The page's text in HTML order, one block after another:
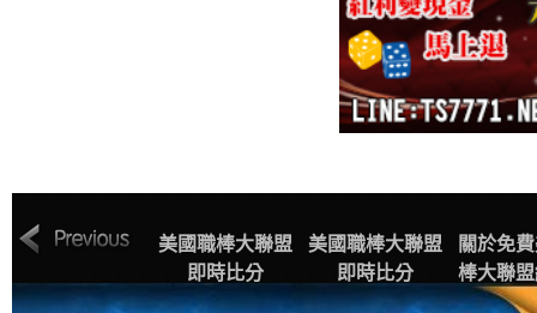
MLB美國職棒大
程表
美國職棒大聯盟
即時比分
美國職棒大聯盟
即時比分
關於免
棒大聯
播